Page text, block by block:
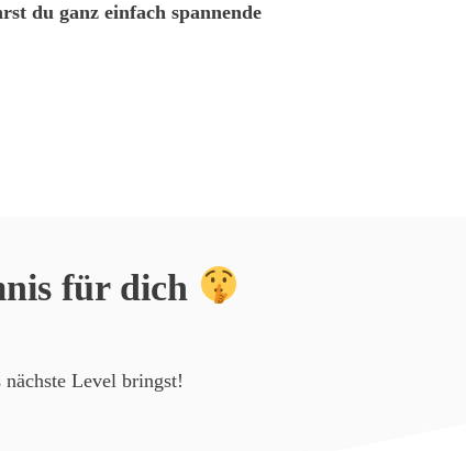
du ganz einfach spannende
für dich
Level bringst!